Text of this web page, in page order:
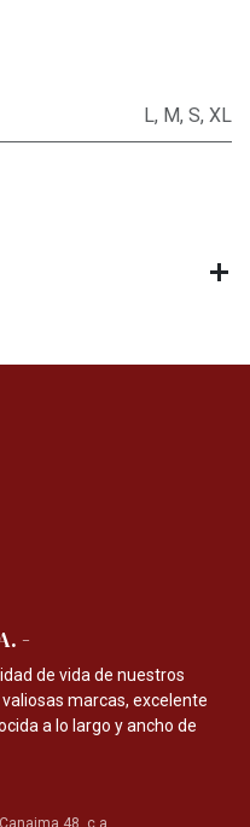
L, M, S, XL
-
de vida de nuestros
marcas, excelente
a lo largo y ancho de
48, c.a.